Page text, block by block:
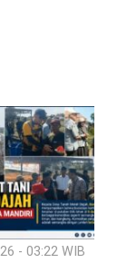
- 03:22 WIB